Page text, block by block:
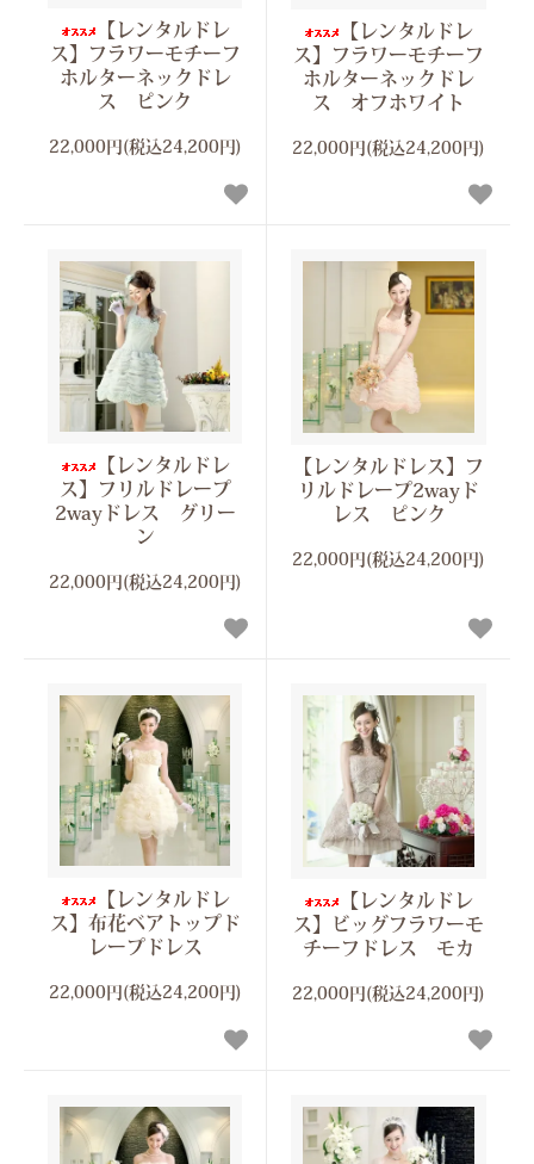
【レンタルドレ
ス】フラワーモチーフ
ホルターネックドレ
ス ピンク
22,000円(税込24,200円)
【レンタルドレ
ス】フラワーモチーフ
ホルターネックドレ
ス オフホワイト
22,000円(税込24,200円)
【レンタルドレ
ス】フリルドレープ
2wayドレス グリー
ン
22,000円(税込24,200円)
【レンタルドレス】フ
リルドレープ2wayド
レス ピンク
22,000円(税込24,200円)
【レンタルドレ
ス】布花ベアトップド
レープドレス
22,000円(税込24,200円)
【レンタルドレ
ス】ビッグフラワーモ
チーフドレス モカ
22,000円(税込24,200円)